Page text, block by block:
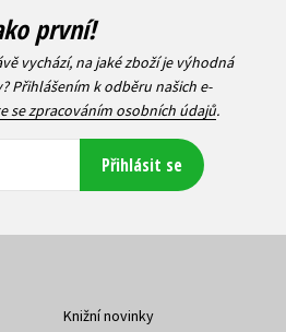
první!
vychází, na jaké zboží je výhodná
Přihlášením k odběru našich e-
se zpracováním osobních údajů.
Přihlásit se
Knižní novinky